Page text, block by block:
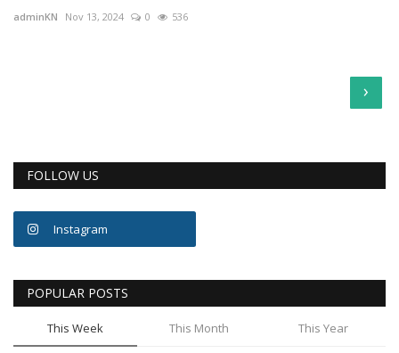
adminKN Nov 13, 2024 0 536
›
FOLLOW US
Instagram
POPULAR POSTS
This Week This Month This Year